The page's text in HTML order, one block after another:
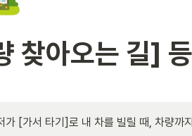
찾아오는 길]
가 [가서 타기]로 내 차를 빌릴 때, 차량까